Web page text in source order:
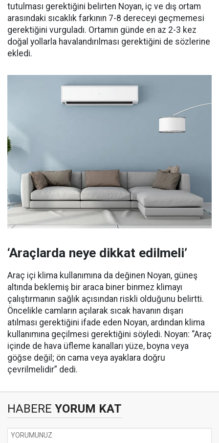
tutulması gerektiğini belirten Noyan, iç ve dış ortam
arasındaki sıcaklık farkının 7-8 dereceyi geçmemesi
gerektiğini vurguladı. Ortamın günde en az 2-3 kez
doğal yollarla havalandırılması gerektiğini de sözlerine
ekledi.
‘Araçlarda neye dikkat edilmeli’
Araç içi klima kullanımına da değinen Noyan, güneş
altında beklemiş bir araca biner binmez klimayı
çalıştırmanın sağlık açısından riskli olduğunu belirtti.
Öncelikle camların açılarak sıcak havanın dışarı
atılması gerektiğini ifade eden Noyan, ardından klima
kullanımına geçilmesi gerektiğini söyledi. Noyan: “Araç
içinde de hava üfleme kanalları yüze, boyna veya
göğse değil; ön cama veya ayaklara doğru
çevrilmelidir” dedi.
HABERE YORUM KAT